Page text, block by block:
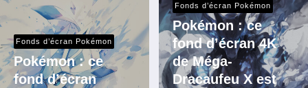
Fonds d’écran Pokémon
Pokémon : ce
fond d’écran
Fonds d’écran Pokémon
Pokémon : ce
fond d’écran 4K
de Méga-
Dracaufeu X est